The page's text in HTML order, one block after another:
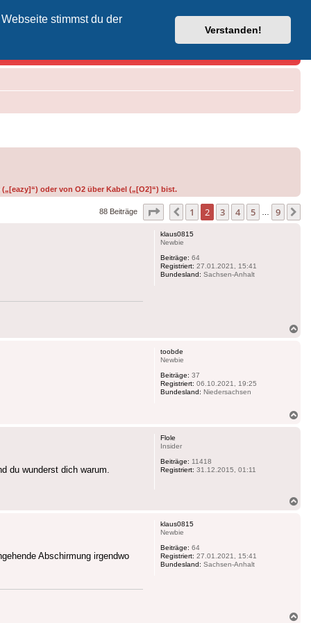
stimmst du der
Verstanden!
Vodafone-Kabel-Helpdesk
oder von O2 über Kabel („[O2]“) bist.
88 Beiträge Seite von9
Vorherige
1 2 3 4 5 9
klaus0815
Newbie
Beiträge: 64
Registriert: 27.01.2021, 15:41
Bundesland: Sachsen-Anhalt
toobde
Newbie
Beiträge: 37
Registriert: 06.10.2021, 19:25
Bundesland: Niedersachsen
Flole
Insider
Beiträge: 11418
Registriert: 31.12.2015, 01:11
du wunderst dich warum.
klaus0815
Newbie
Beiträge: 64
Registriert: 27.01.2021, 15:41
Bundesland: Sachsen-Anhalt
Abschirmung irgendwo